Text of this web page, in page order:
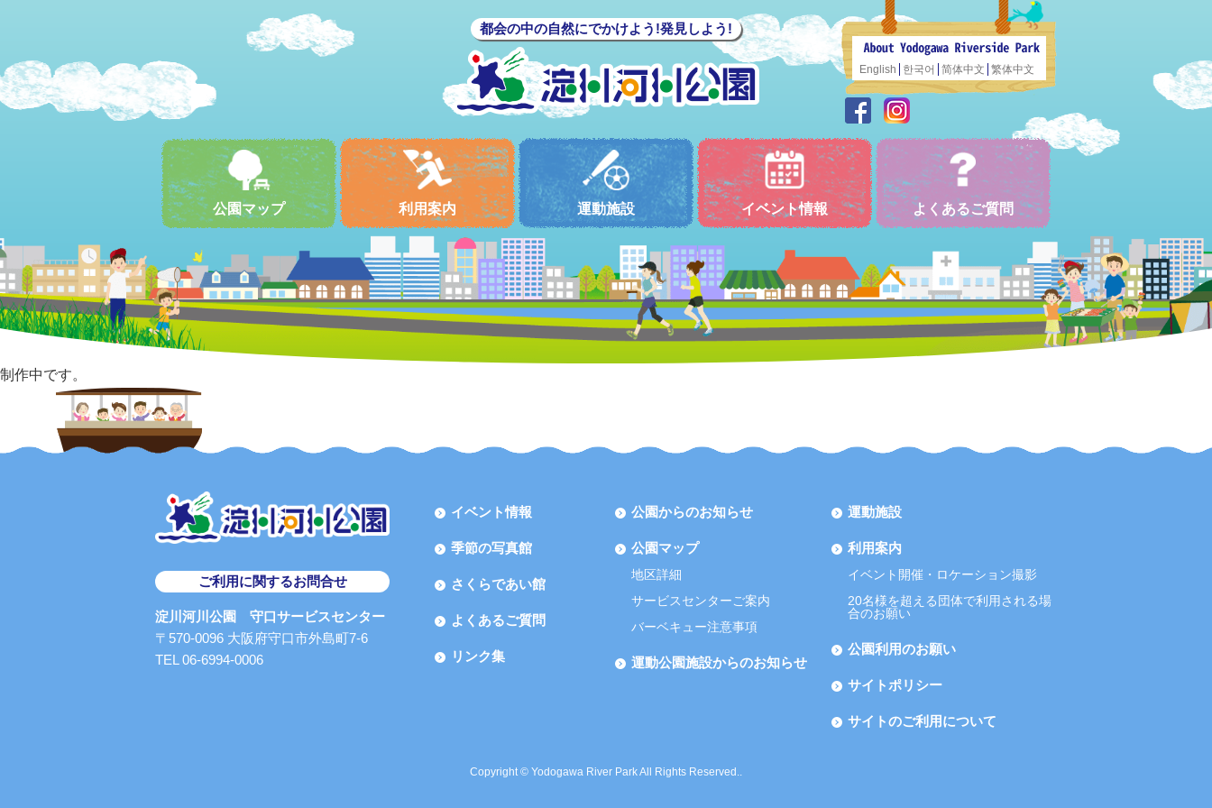
都会の中の自然にでかけよう!発見しよう!
English 한국어 简体中文 繁体中文
公園マップ 利用案内 運動施設 イベント情報 よくあるご質問
制作中です。
ご利用に関するお問合せ
淀川河川公園 守口サービスセンター
〒570-0096 大阪府守口市外島町7-6
TEL 06-6994-0006
イベント情報
季節の写真館
さくらであい館
よくあるご質問
リンク集
公園からのお知らせ
公園マップ
地区詳細
サービスセンターご案内
バーベキュー注意事項
運動公園施設からのお知らせ
運動施設
利用案内
イベント開催・ロケーション撮影
20名様を超える団体で利用される場
合のお願い
公園利用のお願い
サイトポリシー
サイトのご利用について
Copyright © Yodogawa River Park All Rights Reserved..